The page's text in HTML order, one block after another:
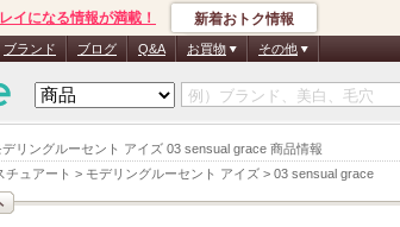
リングルーセント アイズ 03 sensual grace 商品情報
チュアート > モデリングルーセント アイズ > 03 sensual grace
イになる情報が満載！ 新着おトク情報
ブランド ブログ Q&A お買物 その他